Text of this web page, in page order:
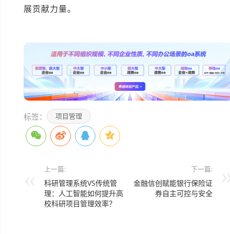
展贡献力量。
标签： 项目管理
上一篇:
科研管理系统VS传统管
理：人工智能如何提升高
校科研项目管理效率？
下一篇:
金融信创赋能银行保险证
券自主可控与安全